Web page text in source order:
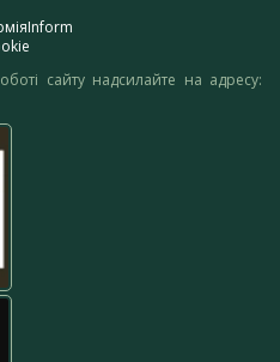
сайту надсилайте на адресу: